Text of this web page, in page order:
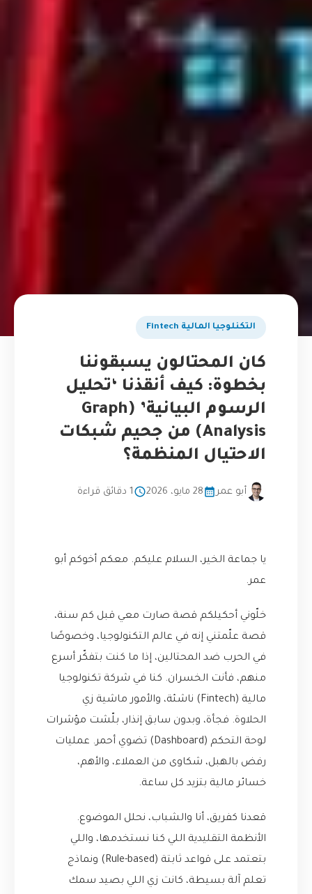
التكنلوجيا المالية Fintech
كان المحتالون يسبقوننا
بخطوة: كيف أنقذنا ‘تحليل
الرسوم البيانية’ (Graph
Analysis) من جحيم شبكات
الاحتيال المنظمة؟
أبو عمر 28 مايو، 2026 1 دقائق قراءة
يا جماعة الخير، السلام عليكم. معكم أخوكم أبو
عمر.
خلّوني أحكيلكم قصة صارت معي قبل كم سنة،
قصة علّمتني إنه في عالم التكنولوجيا، وخصوصًا
في الحرب ضد المحتالين، إذا ما كنت بتفكّر أسرع
منهم، فأنت الخسران. كنا في شركة تكنولوجيا
مالية (Fintech) ناشئة، والأمور ماشية زي
الحلاوة. فجأة، وبدون سابق إنذار، بلّشت مؤشرات
لوحة التحكم (Dashboard) تضوي أحمر. عمليات
رفض بالهبل، شكاوى من العملاء، والأهم،
خسائر مالية بتزيد كل ساعة.
قعدنا كفريق، أنا والشباب، نحلل الموضوع.
الأنظمة التقليدية اللي كنا نستخدمها، واللي
بتعتمد على قواعد ثابتة (Rule-based) ونماذج
تعلم آلة بسيطة، كانت زي اللي بصيد سمك